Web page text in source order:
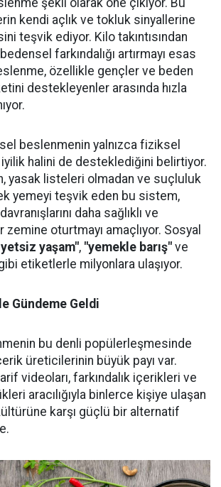
kendi açlık ve tokluk sinyallerine
teşvik ediyor. Kilo takıntısından
farkındalığı artırmayı esas
özellikle gençler ve beden
destekleyenler arasında hızla
beslenmenin yalnızca fiziksel
halini de desteklediğini belirtiyor.
yasak listeleri olmadan ve suçluluk
yemeyi teşvik eden bu sistem,
daha sağlıklı ve
oturtmayı amaçlıyor. Sosyal
yaşam", "yemekle barış" ve
etiketlerle milyonlara ulaşıyor.
Gündeme Geldi
bu denli popülerleşmesinde
üreticilerinin büyük payı var.
videoları, farkındalık içerikleri ve
aracılığıyla binlerce kişiye ulaşan
karşı güçlü bir alternatif